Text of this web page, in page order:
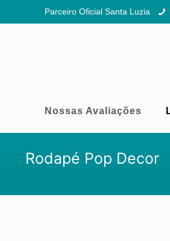
Parceiro Oficial Santa Luzia
Nossas Avaliações
Rodapé Pop Decor